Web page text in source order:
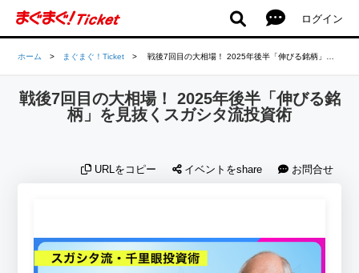
ログイン
ホーム > まぐまぐ！Ticket > 戦後7回目の大相場！ 2025年後半「伸びる銘柄」を見抜くスガシタ流投資術
戦後7回目の大相場！ 2025年後半「伸びる銘
柄」を見抜くスガシタ流投資術
URLをコピー イベントをshare お問合せ